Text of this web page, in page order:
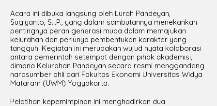
Acara ini dibuka langsung oleh Lurah Pandeyan,
Sugiyanto, S.I.P., yang dalam sambutannya menekankan
pentingnya peran generasi muda dalam memajukan
kelurahan dan perlunya pembentukan karakter yang
tangguh. Kegiatan ini merupakan wujud nyata kolaborasi
antara pemerintah setempat dengan pihak akademisi,
dimana Kelurahan Pandeyan secara resmi menggandeng
narasumber ahli dari Fakultas Ekonomi Universitas Widya
Mataram (UWM) Yogyakarta.
Pelatihan kepemimpinan ini menghadirkan dua